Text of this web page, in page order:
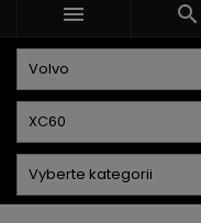
 